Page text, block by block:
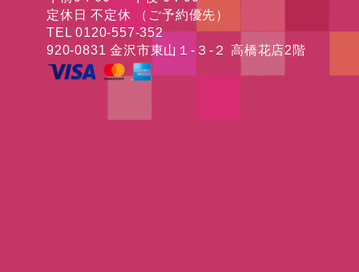
定休日 不定休 （ご予約優先）
TEL 0120-557-352
920-0831 金沢市東山１-３-２ 高橋花店2階